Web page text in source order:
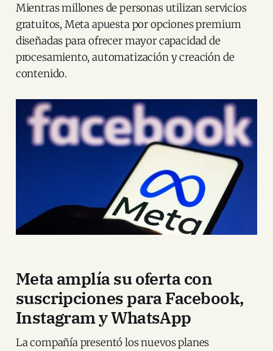
Mientras millones de personas utilizan servicios
gratuitos, Meta apuesta por opciones premium
diseñadas para ofrecer mayor capacidad de
procesamiento, automatización y creación de
contenido.
Meta amplía su oferta con
suscripciones para Facebook,
Instagram y WhatsApp
La compañía presentó los nuevos planes